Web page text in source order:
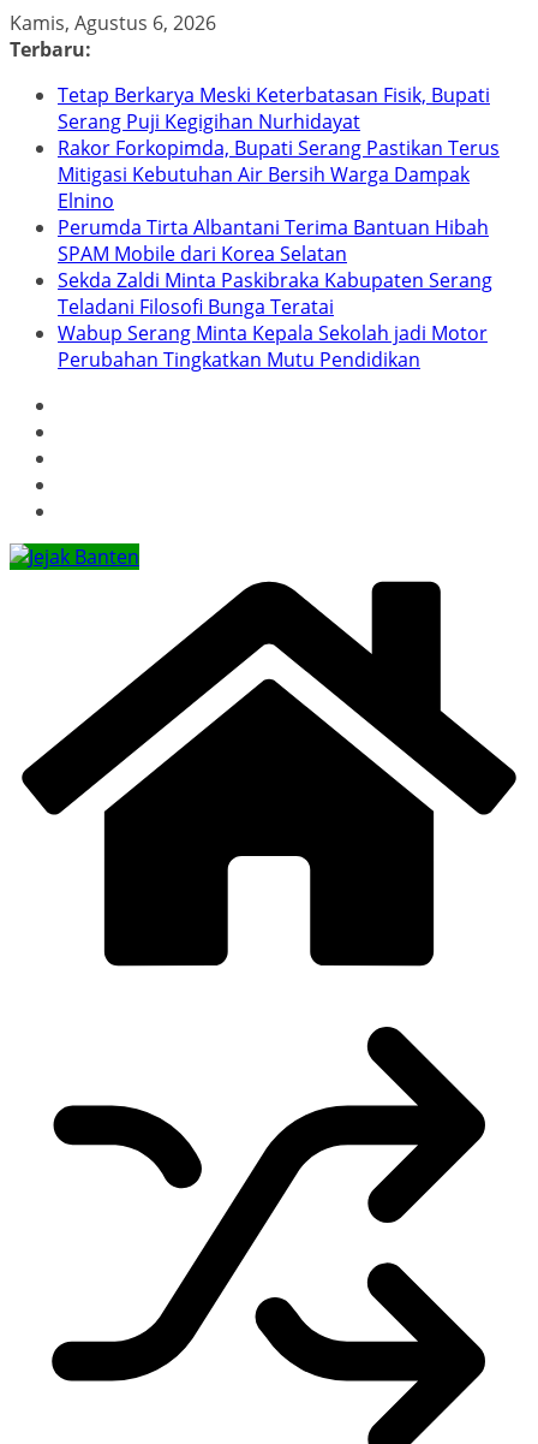
Skip
to
Kamis, Agustus 6, 2026
Terbaru:
Tetap Berkarya Meski Keterbatasan Fisik, Bupati
Serang Puji Kegigihan Nurhidayat
Rakor Forkopimda, Bupati Serang Pastikan Terus
Mitigasi Kebutuhan Air Bersih Warga Dampak
Elnino
Perumda Tirta Albantani Terima Bantuan Hibah
SPAM Mobile dari Korea Selatan
Sekda Zaldi Minta Paskibraka Kabupaten Serang
Teladani Filosofi Bunga Teratai
Wabup Serang Minta Kepala Sekolah jadi Motor
Perubahan Tingkatkan Mutu Pendidikan